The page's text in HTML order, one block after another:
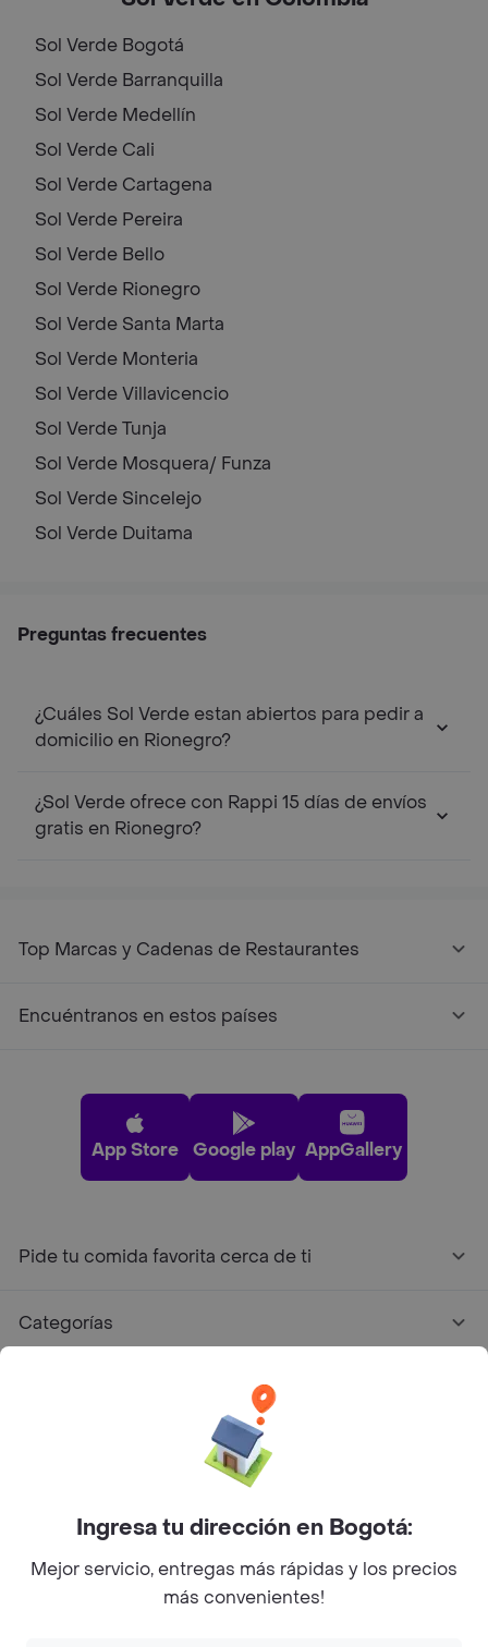
Sol Verde Bogotá
Sol Verde Barranquilla
Sol Verde Medellín
Sol Verde Cali
Sol Verde Cartagena
Sol Verde Pereira
Sol Verde Bello
Sol Verde Rionegro
Sol Verde Santa Marta
Sol Verde Monteria
Sol VerdeVillavicencio
Sol VerdeTunja
Sol Verde Mosquera/ Funza
Sol Verde Sincelejo
Sol Verde Duitama
Preguntas frecuentes
¿Cuáles Sol Verde estan abiertos para pedir a
domicilio en Rionegro?
¿Sol Verde ofrece con Rappi 15 días de envíos
gratis en Rionegro?
Top Marcas y Cadenas de Restaurantes
Encuéntranos en estos países
App Store Google play AppGallery
Pide tu comida favorita cerca de ti
Categorías
Facebook
Twitter
Instagram
©2026Rappi Inc. All rights reserved.
Ingresa tu dirección en Bogotá:
Mejor servicio, entregas más rápidas y los precios
más convenientes!